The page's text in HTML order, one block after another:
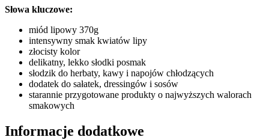
Słowa kluczowe:
miód lipowy 370g
intensywny smak kwiatów lipy
złocisty kolor
delikatny, lekko słodki posmak
słodzik do herbaty, kawy i napojów chłodzących
dodatek do sałatek, dressingów i sosów
starannie przygotowane produkty o najwyższych walorach
smakowych
Informacje dodatkowe